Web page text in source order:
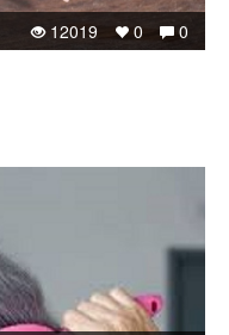
0
0
12019